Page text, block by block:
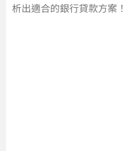
析出適合的銀行貸款方案！